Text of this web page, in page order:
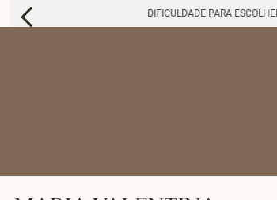
DIFICULDADE PARA